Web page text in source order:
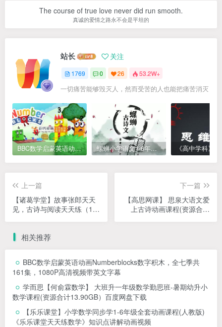
The course of true love never did run smooth.
真诚的爱情之路永不会是平坦的
站长 关注
1769 0 26 53.2W+
一切痛苦能够毁灭人，然而受苦的人也能把痛苦消灭
BBC数学启蒙英语动画Numberblocks数字积木，全七季共161集，1080P高清视频带英文字幕 螺蛳小学语文1-6年级《小学古诗文》课程视频
上一篇
【诸葛学堂】故事张郎天天
见，古诗与阅读天天练（1-3
下一篇
【高思网课】 思泉大语文爱
上古诗动画课程(资源合计
相关推荐
BBC数学启蒙英语动画Numberblocks数字积木，全七季共
161集，1080P高清视频带英文字幕
学而思【何俞霖数学】 大班升一年级数学勤思班-暑期幼升小
数学课程(资源合计13.90GB）百度网盘下载
【乐乐课堂】小学数学同步学1-6年级全套动画课程(人教版)
《乐乐课堂天天练数学》知识点讲解动画视频